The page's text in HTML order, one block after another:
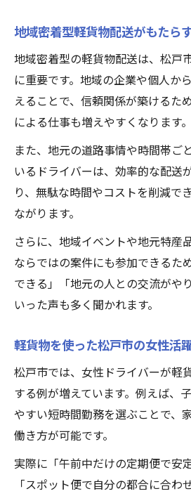
地域密着型軽貨物配送がもたら
地域密着型の軽貨物配送は、松戸
に重要です。地域の企業や個人か
えることで、信頼関係が築けるた
による仕事も増えやすくなります。
また、地元の道路事情や時間帯ご
いるドライバーは、効率的な配送
り、無駄な時間やコストを削減で
ながります。
さらに、地域イベントや地元特産
ならではの案件にも参加できるた
できる」「地元の人との交流がや
いった声も多く聞かれます。
軽貨物を使った松戸市の女性活
松戸市では、女性ドライバーが軽
する例が増えています。例えば、
やすい短時間勤務を選ぶことで、
働き方が可能です。
実際に「午前中だけの定期便で安
「スポット便で自分の都合に合わ